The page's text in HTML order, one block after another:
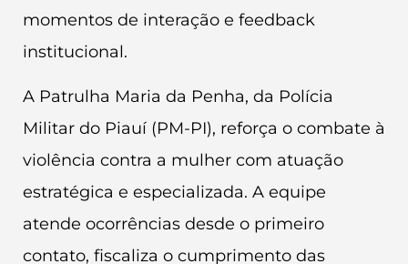
momentos de interação e feedback
institucional.
A Patrulha Maria da Penha, da Polícia
Militar do Piauí (PM-PI), reforça o combate à
violência contra a mulher com atuação
estratégica e especializada. A equipe
atende ocorrências desde o primeiro
contato, fiscaliza o cumprimento das